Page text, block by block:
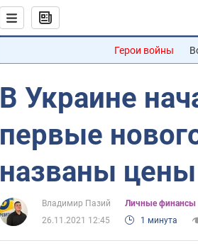
Герои войны
В Украине
первые
названы цены
Владимир Пазий
Личные финансы
26.11.2021 12:45
1 минута